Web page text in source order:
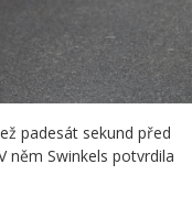
padesát sekund před
něm Swinkels potvrdila